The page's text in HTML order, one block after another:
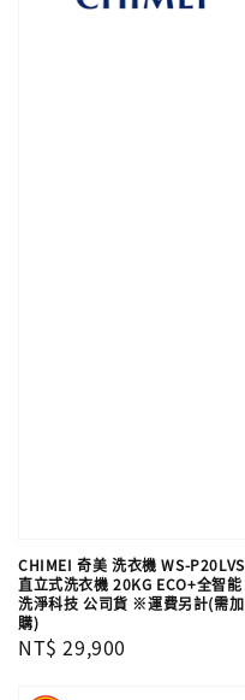
CHIMEI 奇美 洗衣機 WS-P20LVS
直立式洗衣機 20KG ECO+全智能
洗淨科技 公司貨 ※運費另計(需加
購)
Regular
NT$ 29,900